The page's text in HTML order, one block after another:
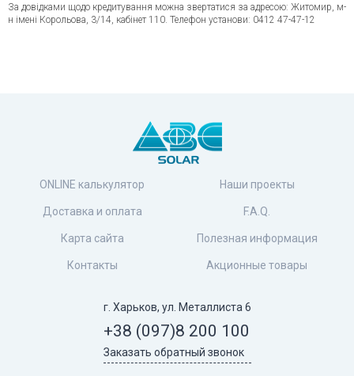
За довідками щодо кредитування можна звертатися за адресою: Житомир, м-
н імені Корольова, 3/14, кабінет 110. Телефон установи: 0412 47-47-12
ONLINE калькулятор
Доставка и оплата
Карта сайта
Контакты
Наши проекты
F.A.Q.
Полезная информация
Акционные товары
г. Харьков, ул. Металлиста 6
+38 (097)8 200 100
Заказать обратный звонок